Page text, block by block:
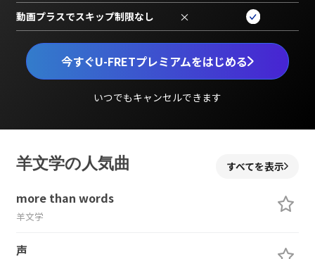
今すぐU-FRETプレミアムをはじめる
いつでもキャンセルできます
動画プラスでスキップ制限なし ×
羊文学の人気曲 すべてを表示
more than words
羊文学
声